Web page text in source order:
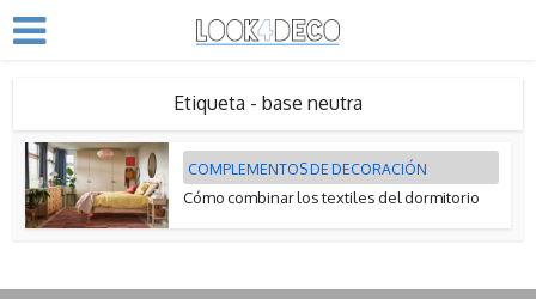
Etiqueta - base neutra
COMPLEMENTOS DE DECORACIÓN
Cómo combinar los textiles del dormitorio